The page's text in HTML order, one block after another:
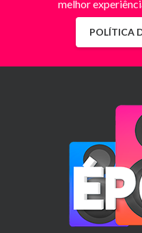
melhor
POLÍTICA